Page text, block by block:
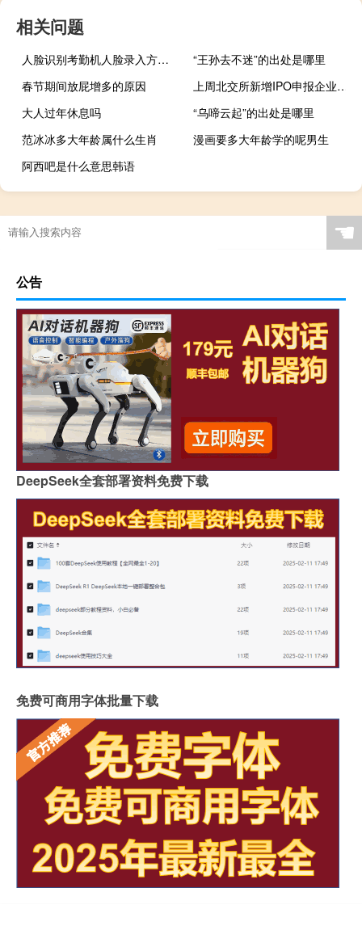
相关问题
人脸识别考勤机人脸录入方法（人脸识别考勤机）
“王孙去不迷”的出处是哪里
春节期间放屁增多的原因
上周北交所新增IPO申报企业2家
大人过年休息吗
“乌啼云起”的出处是哪里
范冰冰多大年龄属什么生肖
漫画要多大年龄学的呢男生
阿西吧是什么意思韩语
☚
公告
DeepSeek全套部署资料免费下载
免费可商用字体批量下载